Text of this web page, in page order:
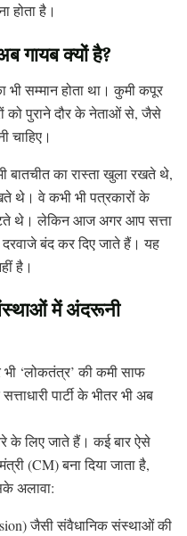
होता है।
गायब क्यों है?
भी सम्मान होता था। कुमी कपूर
को पुराने दौर के नेताओं से, जैसे
चाहिए।
का रास्ता खुला रखते थे,
थे। वे कभी भी पत्रकारों के
थे। लेकिन आज अगर आप सत्ता
बंद कर दिए जाते हैं। यह
है।
संस्थाओं में अंदरूनी
‘लोकतंत्र’ की कमी साफ
पार्टी के भीतर भी अब
के लिए जाते हैं। कई बार ऐसे
(CM) बना दिया जाता है,
अलावा:
जैसी संवैधानिक संस्थाओं की